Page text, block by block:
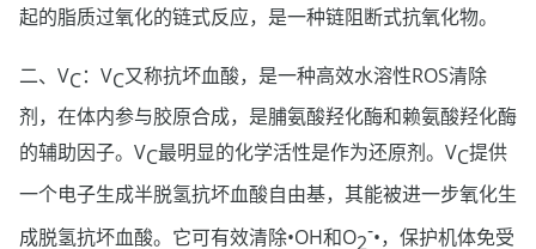
起的脂质过氧化的链式反应，是一种链阻断式抗氧化物。
二、VC：VC又称抗坏血酸，是一种高效水溶性ROS清除
剂，在体内参与胶原合成，是脯氨酸羟化酶和赖氨酸羟化酶
的辅助因子。VC最明显的化学活性是作为还原剂。VC提供
一个电子生成半脱氢抗坏血酸自由基，其能被进一步氧化生
成脱氢抗坏血酸。它可有效清除•OH和O2-•，保护机体免受